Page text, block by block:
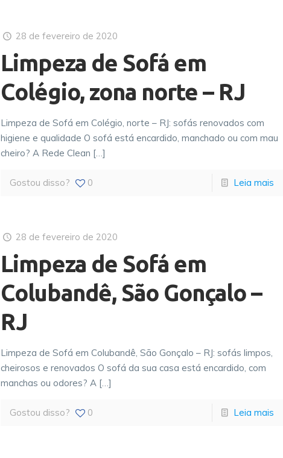
28 de fevereiro de 2020
Limpeza de Sofá em
Colégio, zona norte – RJ
Limpeza de Sofá em Colégio, norte – RJ: sofás renovados com
higiene e qualidade O sofá está encardido, manchado ou com mau
cheiro? A Rede Clean […]
Gostou disso? 0 Leia mais
28 de fevereiro de 2020
Limpeza de Sofá em
Colubandê, São Gonçalo –
RJ
Limpeza de Sofá em Colubandê, São Gonçalo – RJ: sofás limpos,
cheirosos e renovados O sofá da sua casa está encardido, com
manchas ou odores? A […]
Gostou disso? 0 Leia mais